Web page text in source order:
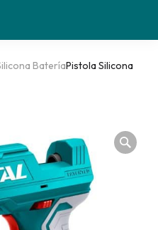
BateríaPistola Silicona